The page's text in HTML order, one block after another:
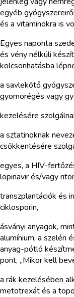
egyéb
és a vitaminokra is
Egyes naponta
és vény nélküli
kölcsönhatásba
a savlekötő
gyomorégés vagy
kezelésére
a sztatinoknak
csökkentésére
egyes, a HIV-
lopinavir és/vagy
transzplantációk és
ciklosporin,
ásványi anyagok,
alumínium, a szelén
anyag-pótló
pont, „Mikor kell
a rák kezelésében
metotrexát és a